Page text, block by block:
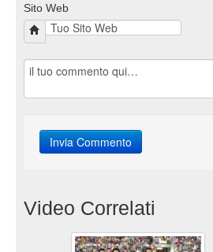
Sito Web
Video Correlati